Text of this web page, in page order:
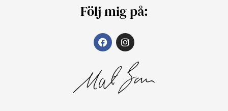
Följ mig på: